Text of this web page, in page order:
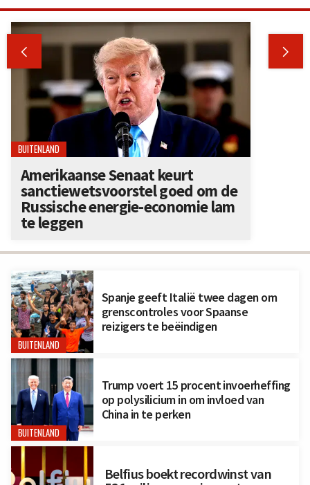
BUITENLAND
Spanje geeft Italië twee dagen om
grenscontroles voor Spaanse
reizigers te beëindigen
BUITENLAND
Trump voert 15 procent invoerheffing
op polysilicium in om invloed van
China in te perken
Belfius boekt recordwinst van
 
BUITENLAND
Amerikaanse Senaat keurt
sanctiewetsvoorstel goed om de
Russische energie-economie lam
te leggen